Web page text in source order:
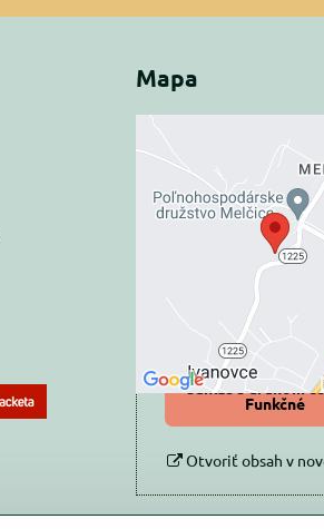
Mapa
Externý
blokovaný
súkromia
Prajete si načítať
Povoliť
Povoliť a
súhlas s druhom
Funkčné
Otvoriť obsah v